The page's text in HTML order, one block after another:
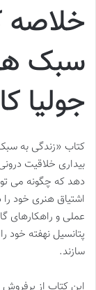
خلاصه
سبک
جولیا
کتاب «زندگی به
بیداری خلاقیت
دهد که چگونه می
اشتیاق هنری خود را
عملی و راهکارهای
پتانسیل نهفته خود
سازند.
این کتاب از